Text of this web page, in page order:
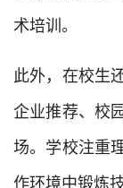
术培训。
此外，在校生
企业推荐、校
场。学校注重
作环境中锻炼